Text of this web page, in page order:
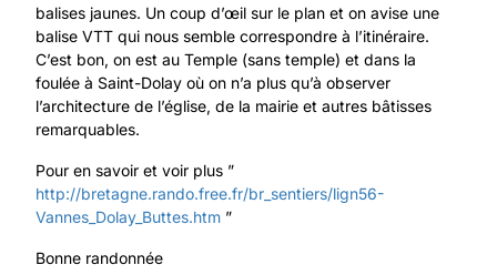
balises jaunes. Un coup d’œil sur le plan et on avise une
balise VTT qui nous semble correspondre à l’itinéraire.
C’est bon, on est au Temple (sans temple) et dans la
foulée à Saint-Dolay où on n’a plus qu’à observer
l’architecture de l’église, de la mairie et autres bâtisses
remarquables.
Pour en savoir et voir plus ”
http://bretagne.rando.free.fr/br_sentiers/lign56-
Vannes_Dolay_Buttes.htm ”
Bonne randonnée